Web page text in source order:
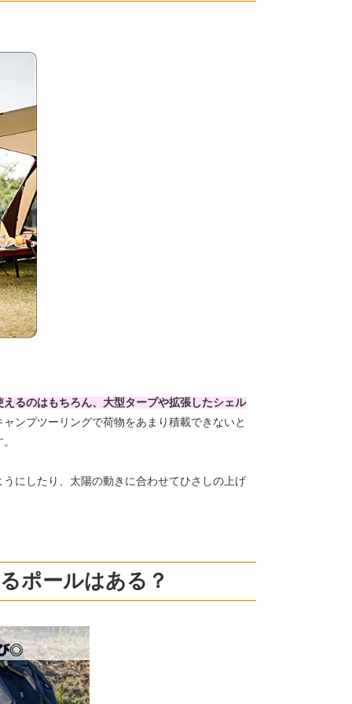
るのはもちろん、大型タープや拡張したシェル
ャンプツーリングで荷物をあまり積載できないと
にしたり、太陽の動きに合わせてひさしの上げ
ポールはある？